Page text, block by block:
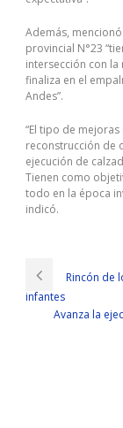
Además,
provincial N°23
intersección con la
finaliza en el
Andes”.
“El tipo de
reconstrucción de
ejecución de
Tienen como
todo en la época
indicó.
Rincón de
infantes
Avanza la